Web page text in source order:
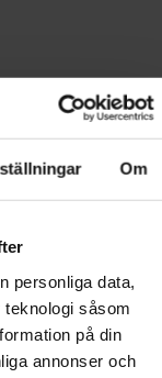
Om
personliga data,
såsom
på din
annonser och
som kom till
har tillbringat
ArtStudio by JD,
människor i
konst
hennes tavlor